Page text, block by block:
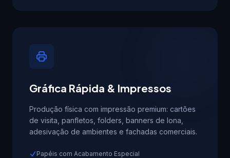
Gráfica Rápida & Impressos
Produção física com impressão premium: cartões
de visita, panfletos, folders, banners de lona,
adesivação de ambientes e fachadas comerciais.
Papéis com Acabamento Especial